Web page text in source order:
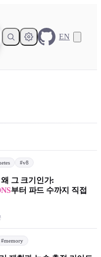
EN
#v8
그 크기인가:
부터 파드 수까지 직접
#memory